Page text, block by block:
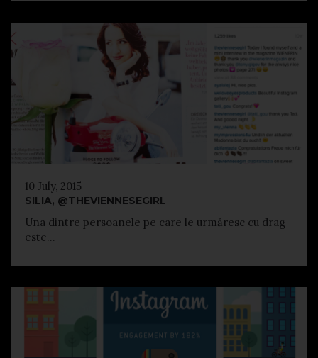
10 July, 2015
SILIA, @THEVIENNESEGIRL
Una dintre persoanele pe care le urmăresc cu drag
este...